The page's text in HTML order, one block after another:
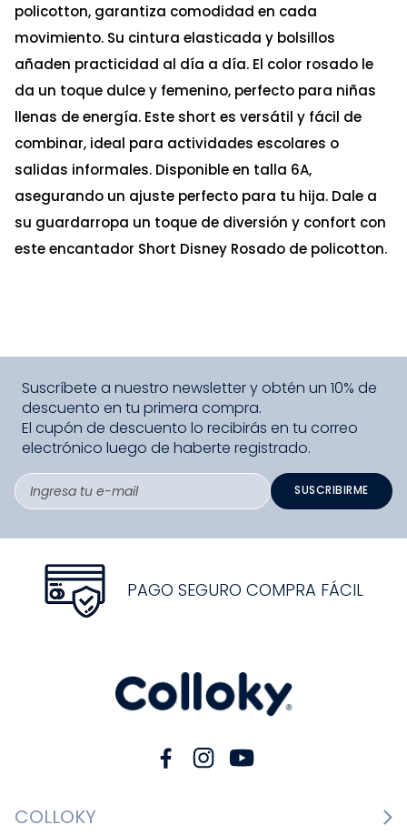
policotton, garantiza comodidad en cada
movimiento. Su cintura elasticada y bolsillos
añaden practicidad al día a día. El color rosado le
da un toque dulce y femenino, perfecto para niñas
llenas de energía. Este short es versátil y fácil de
combinar, ideal para actividades escolares o
salidas informales. Disponible en talla 6A,
asegurando un ajuste perfecto para tu hija. Dale a
su guardarropa un toque de diversión y confort con
este encantador Short Disney Rosado de policotton.
Talla
Elige una opción
COMPRAR
S/54.50 S/ 109.00
Suscríbete a nuestro newsletter y obtén un 10% de
descuento en tu primera compra.